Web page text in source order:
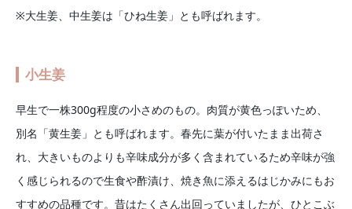
※大生姜、中生姜は「ひね生姜」とも呼ばれます。
小生姜
早生で一株300g程度の小さめのもの。肉質が黄色っぽいため、
別名「黄生姜」とも呼ばれます。春先に葉が付いたまま出荷さ
れ、大きいものよりも辛味成分が多く含まれているため辛味が強
く感じられるので生食や酢漬け、焼き魚に添えるはじかみにもお
すすめの品種です。昔はたくさん出回っていましたが、ひとこぶ